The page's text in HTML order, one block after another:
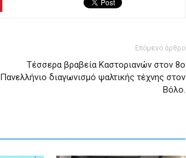
Επόμενο άρθρο
Τέσσερα βραβεία Καστοριανών στον 8ο
Πανελλήνιο διαγωνισμό ψαλτικής τέχνης στον
Βόλο.